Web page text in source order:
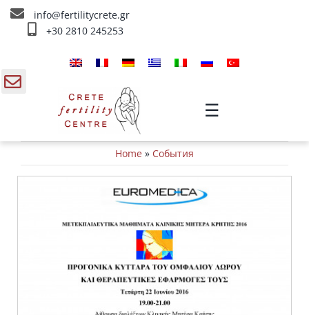
Skip
info@fertilitycrete.gr
+30 2810 245253
☰
Главная
Методы Лечения Бесплодия
Омоложение и плодородие
Внутривенное лечение
Контакты
Home » Cобытия